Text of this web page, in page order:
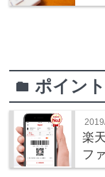
folderポイント
楽
フ